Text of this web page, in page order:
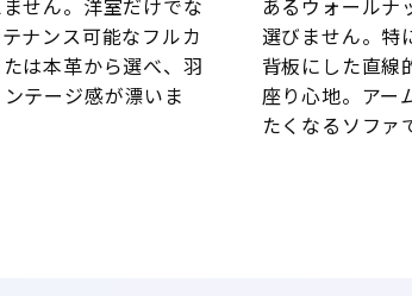
せん。洋室だけでな
ナンス可能なフルカ
は本革から選べ、羽
テージ感が漂いま
あるウォールナ
選びません。特
背板にした直線
座り心地。アー
たくなるソファ